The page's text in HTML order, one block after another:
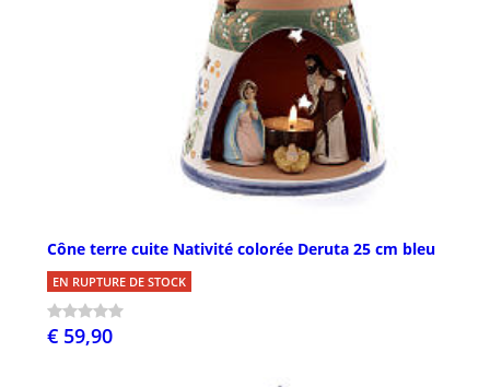
Cône terre cuite Nativité colorée Deruta 25 cm bleu
EN RUPTURE DE STOCK
€ 59,90